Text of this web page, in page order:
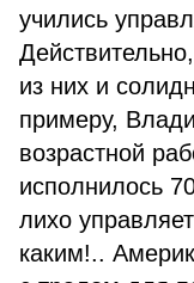
учились
из них и
примеру,
возрастной
исполнилось
лихо
каким!..